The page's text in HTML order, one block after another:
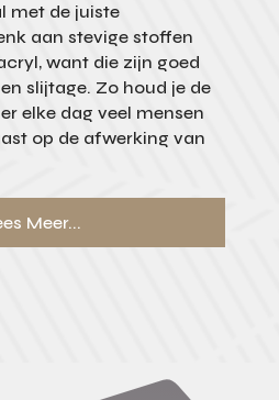
met de juiste
aan stevige stoffen
want die zijn goed
slijtage. Zo houd je de
elke dag veel mensen
op de afwerking van
Meer...